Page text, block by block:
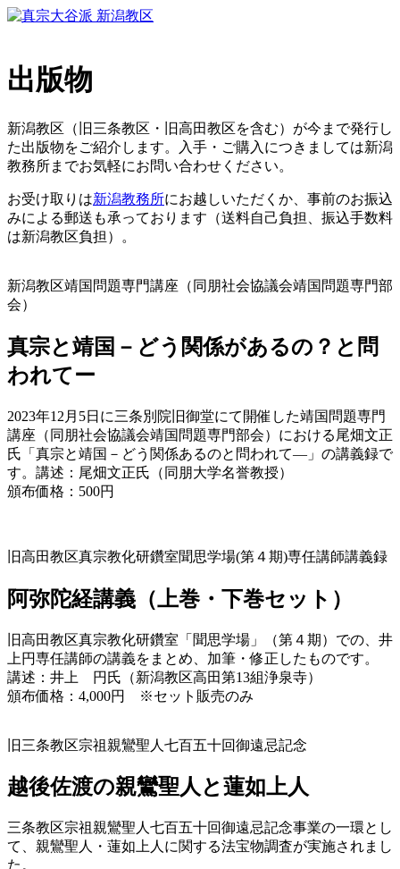
出版物
新潟教区（旧三条教区・旧高田教区を含む）が今まで発行し
た出版物をご紹介します。入手・ご購入につきましては新潟
教務所までお気軽にお問い合わせください。
お受け取りは新潟教務所にお越しいただくか、事前のお振込
みによる郵送も承っております（送料自己負担、振込手数料
は新潟教区負担）。
新潟教区靖国問題専門講座（同朋社会協議会靖国問題専門部
会）
真宗と靖国－どう関係があるの？と問
われてー
2023年12月5日に三条別院旧御堂にて開催した靖国問題専門
講座（同朋社会協議会靖国問題専門部会）における尾畑文正
氏「真宗と靖国－どう関係あるのと問われて―」の講義録で
す。 講述：尾畑文正氏（同朋大学名誉教授）
頒布価格：500円
旧高田教区真宗教化研鑽室聞思学場(第４期)専任講師講義録
阿弥陀経講義（上巻・下巻セット）
旧高田教区真宗教化研鑽室「聞思学場」（第４期）での、井
上円専任講師の講義をまとめ、加筆・修正したものです。
講述：井上 円氏（新潟教区高田第13組浄泉寺）
頒布価格：4,000円 ※セット販売のみ
旧三条教区宗祖親鸞聖人七百五十回御遠忌記念
越後佐渡の親鸞聖人と蓮如上人
三条教区宗祖親鸞聖人七百五十回御遠忌記念事業の一環とし
て、親鸞聖人・蓮如上人に関する法宝物調査が実施されまし
た。